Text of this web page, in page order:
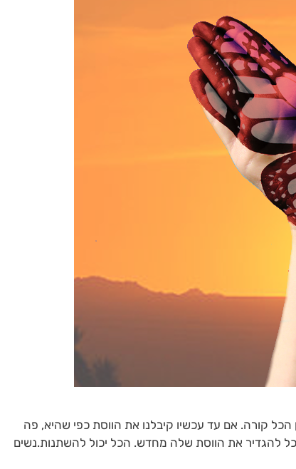
אם עד עכשיו קיבלנו את הווסת כפי שהיא, פה
להגדיר את הווסת שלה מחדש. הכל יכול להשתנות.נשים